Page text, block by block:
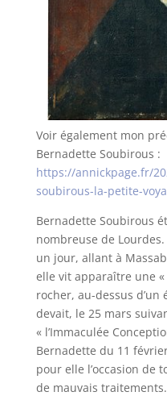
Voir également mon
Bernadette Soubirous :
https://annickpage.fr/
soubirous-la-petite-
Bernadette Soubirous
nombreuse de
un jour, allant à
elle vit apparaître une «
rocher, au-dessus d’un
devait, le 25 mars
« l’Immaculée
Bernadette du 11
pour elle l’occasion de
de mauvais traitements.